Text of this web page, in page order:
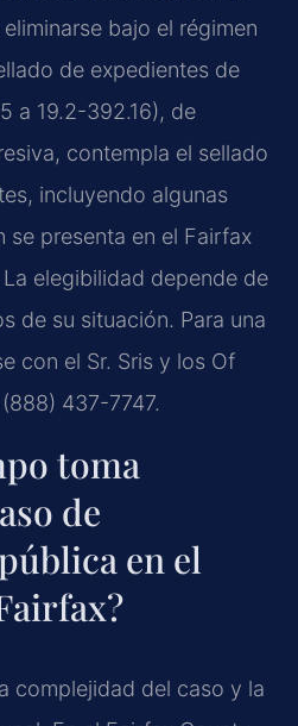
bajo el régimen
de expedientes de
a 19.2-392.16), de
contempla el sellado
incluyendo algunas
se presenta en el Fairfax
elegibilidad depende de
de su situación. Para una
con el Sr. Sris y los Of
437-7747.
toma
de
en el
complejidad del caso y la